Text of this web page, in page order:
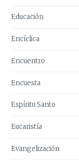
Educación
Encíclica
Encuentro
Encuesta
Espíritu Santo
Eucaristía
Evangelización